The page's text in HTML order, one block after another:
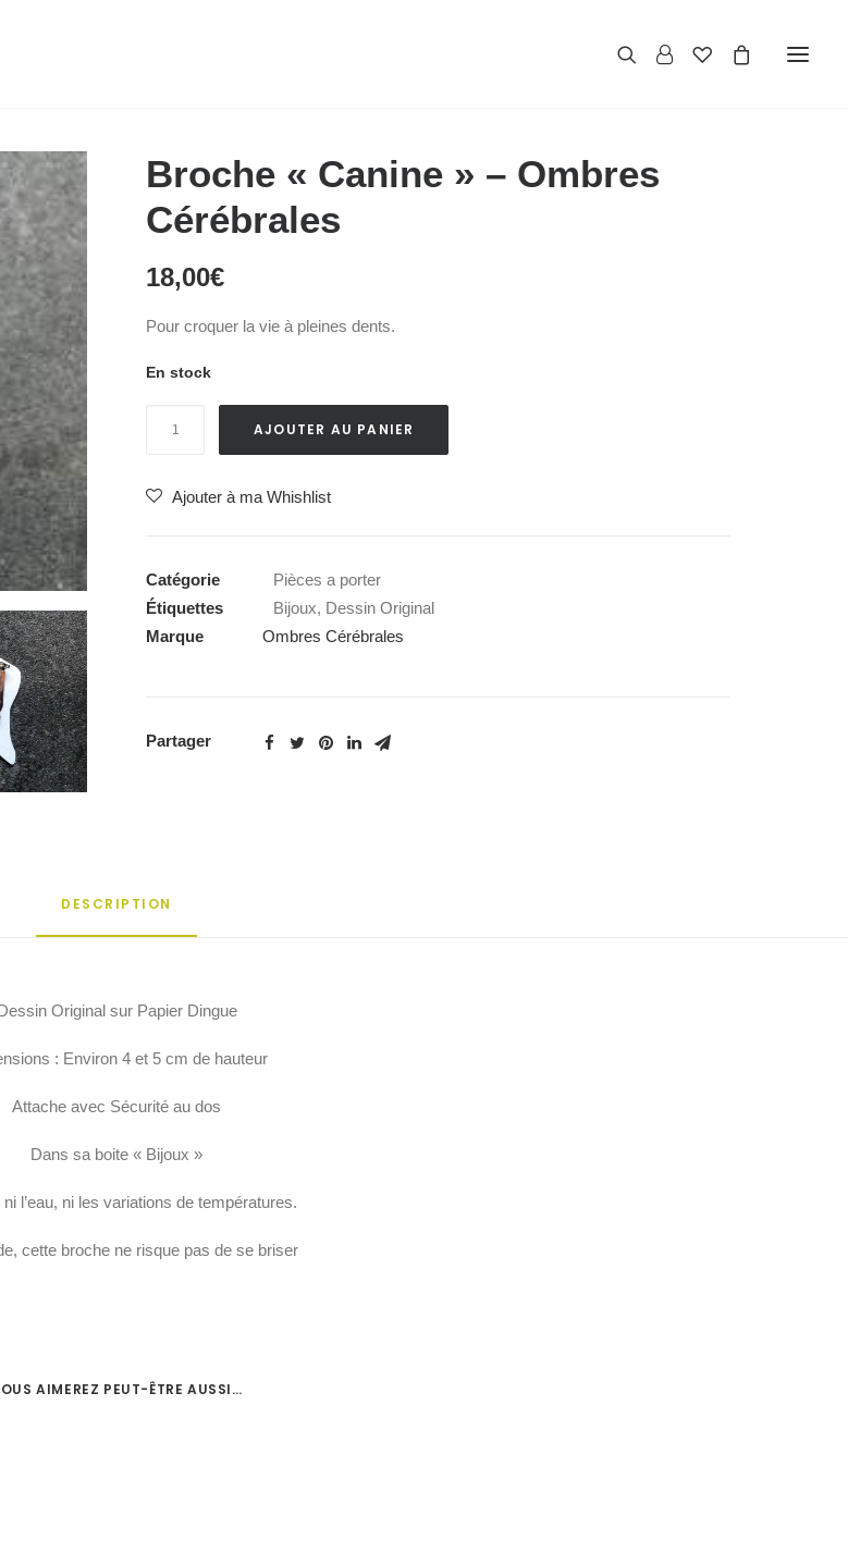
Broche « Canine » – Ombres
Cérébrales
18,00€
Pour croquer la vie à pleines dents.
En stock
"Canine"
Cérébrales
AJOUTER AU PANIER
Ajouter à ma Whishlist
Catégorie
Pièces a porter
Étiquettes
Bijoux, Dessin Original
Marque
Ombres Cérébrales
Partager
DESCRIPTION
Original sur Papier Dingue
: Environ 4 et 5 cm de hauteur
Attache avec Sécurité au dos
Dans sa boite « Bijoux »
l’eau, ni les variations de températures.
cette broche ne risque pas de se briser
AIMEREZ PEUT-ÊTRE AUSSI…